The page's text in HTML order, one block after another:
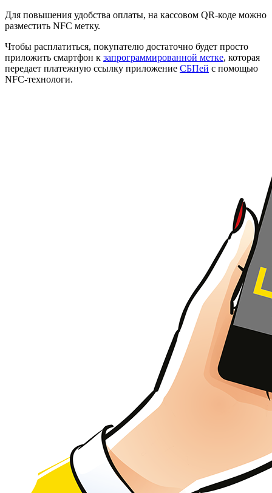
Для повышения удобства оплаты, на кассовом QR-коде можно
разместить NFC метку.
Чтобы расплатиться, покупателю достаточно будет просто
приложить смартфон к запрограммированной метке, которая
передает платежную ссылку приложение СБПей с помощью
NFC-технологи.